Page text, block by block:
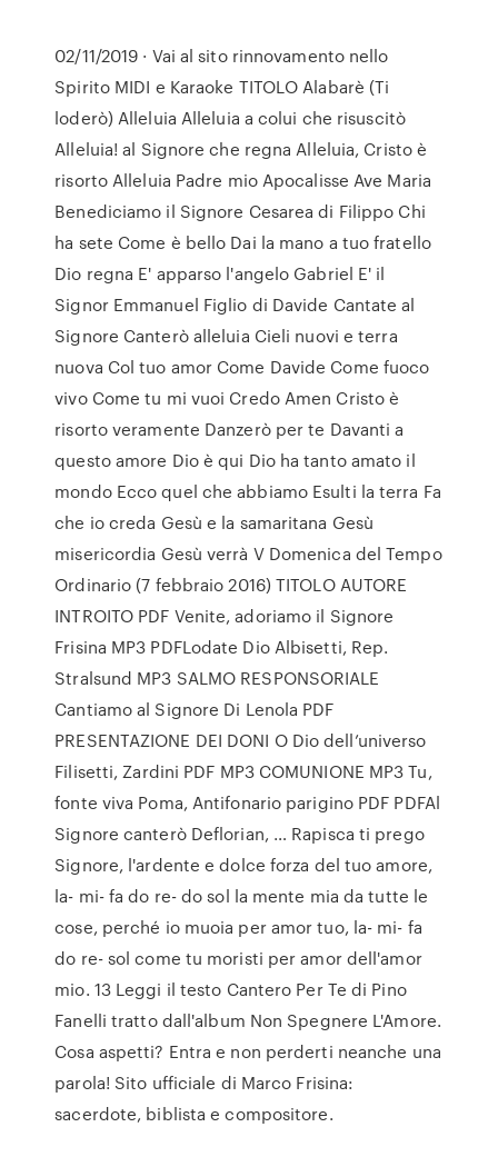
02/11/2019 · Vai al sito rinnovamento nello
Spirito MIDI e Karaoke TITOLO Alabarè (Ti
loderò) Alleluia Alleluia a colui che risuscitò
Alleluia! al Signore che regna Alleluia, Cristo è
risorto Alleluia Padre mio Apocalisse Ave Maria
Benediciamo il Signore Cesarea di Filippo Chi
ha sete Come è bello Dai la mano a tuo fratello
Dio regna E' apparso l'angelo Gabriel E' il
Signor Emmanuel Figlio di Davide Cantate al
Signore Canterò alleluia Cieli nuovi e terra
nuova Col tuo amor Come Davide Come fuoco
vivo Come tu mi vuoi Credo Amen Cristo è
risorto veramente Danzerò per te Davanti a
questo amore Dio è qui Dio ha tanto amato il
mondo Ecco quel che abbiamo Esulti la terra Fa
che io creda Gesù e la samaritana Gesù
misericordia Gesù verrà V Domenica del Tempo
Ordinario (7 febbraio 2016) TITOLO AUTORE
INTROITO PDF Venite, adoriamo il Signore
Frisina MP3 PDFLodate Dio Albisetti, Rep.
Stralsund MP3 SALMO RESPONSORIALE
Cantiamo al Signore Di Lenola PDF
PRESENTAZIONE DEI DONI O Dio dell’universo
Filisetti, Zardini PDF MP3 COMUNIONE MP3 Tu,
fonte viva Poma, Antifonario parigino PDF PDFAl
Signore canterò Deflorian, … Rapisca ti prego
Signore, l'ardente e dolce forza del tuo amore,
la- mi- fa do re- do sol la mente mia da tutte le
cose, perché io muoia per amor tuo, la- mi- fa
do re- sol come tu moristi per amor dell'amor
mio. 13 Leggi il testo Cantero Per Te di Pino
Fanelli tratto dall'album Non Spegnere L'Amore.
Cosa aspetti? Entra e non perderti neanche una
parola! Sito ufficiale di Marco Frisina:
sacerdote, biblista e compositore.